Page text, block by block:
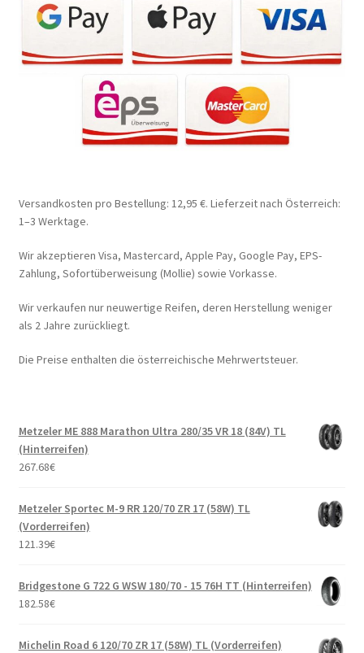
Versandkosten pro Bestellung: 12,95 €. Lieferzeit nach Österreich:
1–3 Werktage.
Wir akzeptieren Visa, Mastercard, Apple Pay, Google Pay, EPS-
Zahlung, Sofortüberweisung (Mollie) sowie Vorkasse.
Wir verkaufen nur neuwertige Reifen, deren Herstellung weniger
als 2 Jahre zurückliegt.
Die Preise enthalten die österreichische Mehrwertsteuer.
Metzeler ME 888 Marathon Ultra 280/35 VR 18 (84V) TL
(Hinterreifen)
267.68€
Metzeler Sportec M-9 RR 120/70 ZR 17 (58W) TL
(Vorderreifen)
121.39€
Bridgestone G 722 G WSW 180/70 - 15 76H TT (Hinterreifen)
182.58€
Michelin Road 6 120/70 ZR 17 (58W) TL (Vorderreifen)